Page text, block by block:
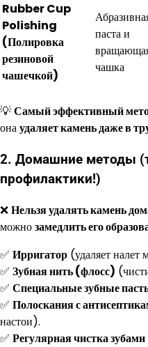
Rubber Cup
Polishing
(Полировка
резиновой
чашечкой)
паста и
чашка
💡Самый эффективный
онаудаляет камень даже в
2. Домашние методы
профилактики!)
❌Нельзя удалять камень
можнозамедлить его
✅ Ирригатор (удаляет налет
✅ Зубная нить (флосс)
✅ Специальные зубные
✅ Полоскания с
настои).
✅ Регулярная чистка зубами